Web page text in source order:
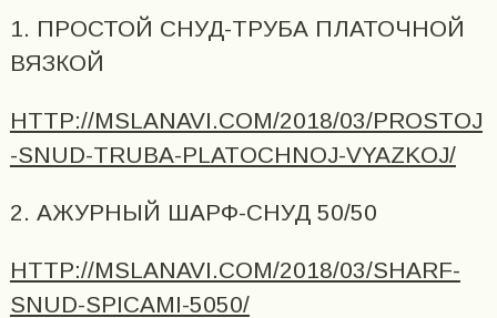
1. ПРОСТОЙ СНУД-ТРУБА ПЛАТОЧНОЙ
ВЯЗКОЙ
HTTP://MSLANAVI.COM/2018/03/PROSTOJ
-SNUD-TRUBA-PLATOCHNOJ-VYAZKOJ/
2. АЖУРНЫЙ ШАРФ-СНУД 50/50
HTTP://MSLANAVI.COM/2018/03/SHARF-
SNUD-SPICAMI-5050/